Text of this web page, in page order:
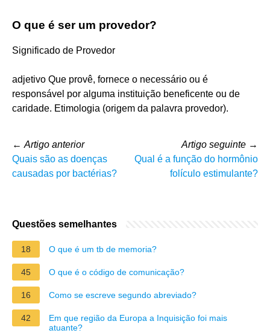
O que é ser um provedor?
Significado de Provedor
adjetivo Que provê, fornece o necessário ou é
responsável por alguma instituição beneficente ou de
caridade. Etimologia (origem da palavra provedor).
← Artigo anterior
Quais são as doenças
causadas por bactérias?
Artigo seguinte →
Qual é a função do hormônio
folículo estimulante?
Questões semelhantes
18 O que é um tb de memoria?
45 O que é o código de comunicação?
16 Como se escreve segundo abreviado?
42
Em que região da Europa a Inquisição foi mais
atuante?